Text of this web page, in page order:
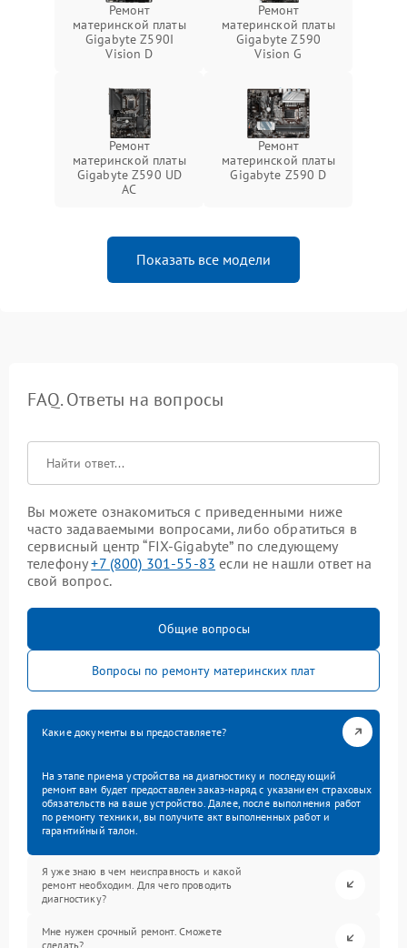
Ремонт
материнской платы
Gigabyte Z590I
Vision D
Ремонт
материнской платы
Gigabyte Z590
Vision G
Ремонт
материнской платы
Gigabyte Z590 UD
AC
Ремонт
материнской платы
Gigabyte Z590 D
Показать все модели
FAQ. Ответы на вопросы
Вы можете ознакомиться с приведенными ниже
часто задаваемыми вопросами, либо обратиться в
сервисный центр “FIX-Gigabyte” по следующему
телефону+7 (800) 301-55-83 если не нашли ответ на
свой вопрос.
Общие вопросы
Вопросы по ремонту материнских плат
Какие документы вы предоставляете?
На этапе приема устройства на диагностику и последующий
ремонт вам будет предоставлен заказ-наряд с указанием страховых
обязательств на ваше устройство. Далее, после выполнения работ
по ремонту техники, вы получите акт выполненных работ и
гарантийный талон.
Я уже знаю в чем неисправность и какой
ремонт необходим. Для чего проводить
диагностику?
Мне нужен срочный ремонт. Сможете
сделать?